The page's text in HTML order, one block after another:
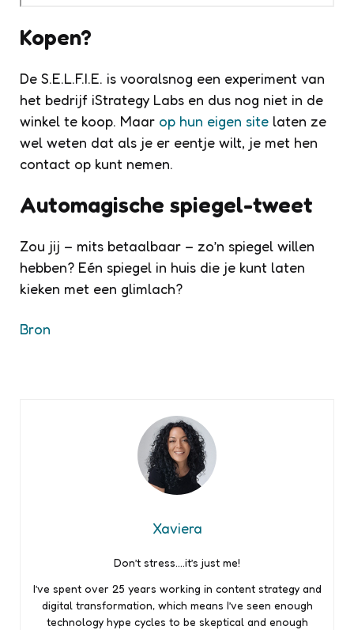
Kopen?
De S.E.L.F.I.E. is vooralsnog een experiment van
het bedrijf iStrategy Labs en dus nog niet in de
winkel te koop. Maar op hun eigen site laten ze
wel weten dat als je er eentje wilt, je met hen
contact op kunt nemen.
Automagische spiegel-tweet
Zou jij – mits betaalbaar – zo’n spiegel willen
hebben? Eén spiegel in huis die je kunt laten
kieken met een glimlach?
Bron
Xaviera
Don’t stress….it’s just me!
I’ve spent over 25 years working in content strategy and
digital transformation, which means I’ve seen enough
technology hype cycles to be skeptical and enough